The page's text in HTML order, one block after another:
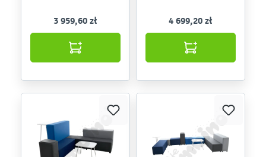
3 959,60 zł 4 699,20 zł